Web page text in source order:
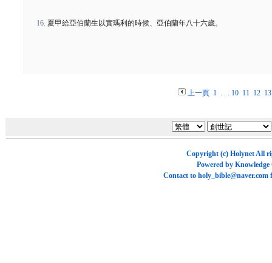
夏甲給亞伯蘭生以實瑪利的時候、亞伯蘭年八十六歲。
上一頁 1. . . 10 11 12 13
Copyright (c) HolynetAll
Powered by Knowledge
Contact to holy_bible@naver.com